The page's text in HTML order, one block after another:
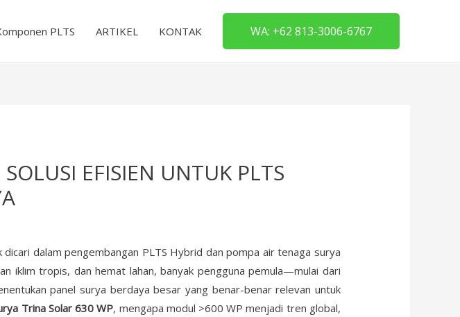
PLTS ARTIKEL KONTAK WA: +62 813-3006-6767
EFISIEN UNTUK PLTS
dalam pengembangan PLTS Hybrid dan pompa air tenaga surya
iklim tropis, dan hemat lahan, banyak pengguna pemula—mulai dari
panel surya berdaya besar yang benar-benar relevan untuk
Trina Solar 630 WP, mengapa modul >600 WP menjadi tren global,